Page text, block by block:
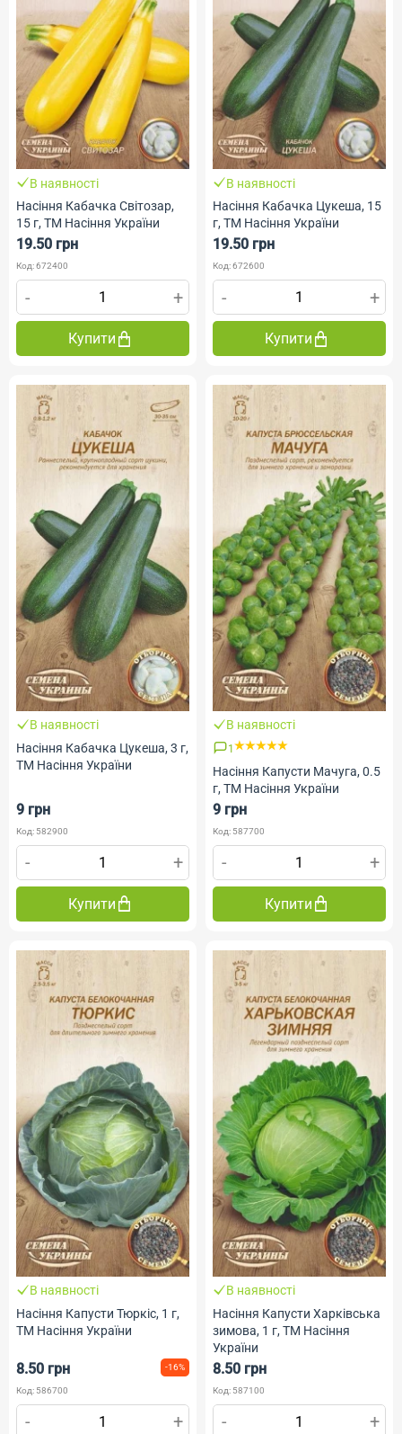
В наявності
Насіння Кабачка Світозар,
15 г, ТМ Насіння України
19.50 грн
Код: 672400
- +
Купити
В наявності
Насіння Кабачка Цукеша, 15
г, ТМ Насіння України
19.50 грн
Код: 672600
- +
Купити
В наявності
Насіння Кабачка Цукеша, 3 г,
ТМ Насіння України
9 грн
Код: 582900
- +
Купити
В наявності
1
Насіння Капусти Мачуга, 0.5
г, ТМ Насіння України
9 грн
Код: 587700
- +
Купити
В наявності
Насіння Капусти Тюркіс, 1 г,
ТМ Насіння України
8.50 грн -16%
Код: 586700
- +
В наявності
Насіння Капусти Харківська
зимова, 1 г, ТМ Насіння
України
8.50 грн
Код: 587100
- +